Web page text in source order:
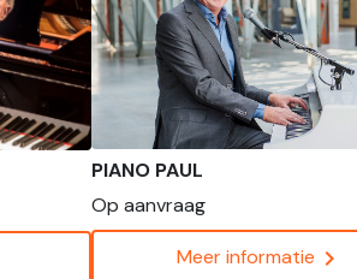
PIANO PAUL
Op aanvraag
Meer informatie chevron_right